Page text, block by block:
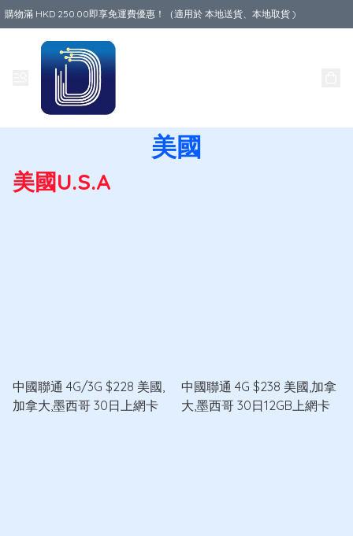
購物滿 HKD 250.00即享免運費優惠！（適用於 本地送貨、本地取貨 )
美國
美國U.S.A
中國聯通 4G/3G $228 美國,
加拿大,墨西哥 30日上網卡
中國聯通 4G $238 美國,加拿
大,墨西哥 30日12GB上網卡